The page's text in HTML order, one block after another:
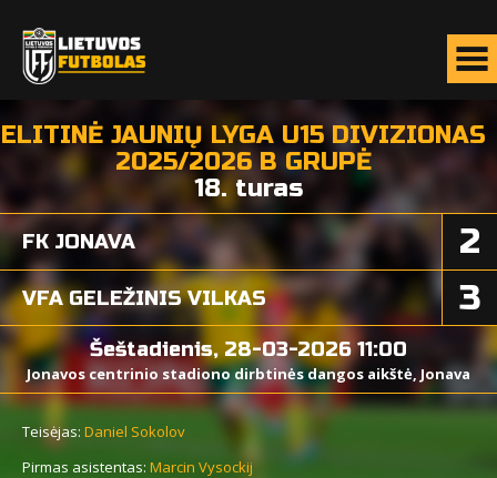
ELITINĖ JAUNIŲ LYGA U15 DIVIZIONAS
2025/2026 B GRUPĖ
18. turas
2
FK JONAVA
VFA GELEŽINIS VILKAS 3
Šeštadienis, 28-03-2026 11:00
Jonavos centrinio stadiono dirbtinės dangos aikštė, Jonava
Teisėjas: Daniel Sokolov
Pirmas asistentas: Marcin Vysockij